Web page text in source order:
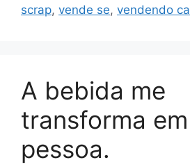
scrap, vende se, vendendo
A bebida me
transforma
pessoa.